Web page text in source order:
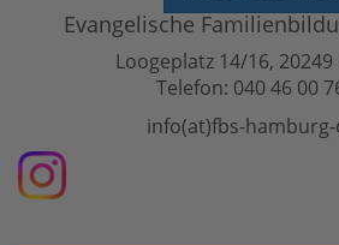
Evangelische
Loogeplatz 14/16,
Telefon: 040 46 00
info(at)fbs-